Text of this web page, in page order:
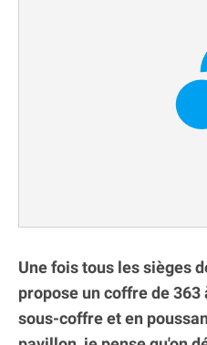
Une fois tous les sièges
propose un coffre de
sous-coffre et en